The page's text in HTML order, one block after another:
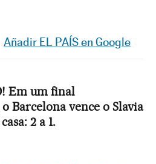
en Facebook
en Twitter
Redes Sociales
Añadir EL PAÍS en Google
Em um final
Barcelona vence o Slavia
2 a 1.